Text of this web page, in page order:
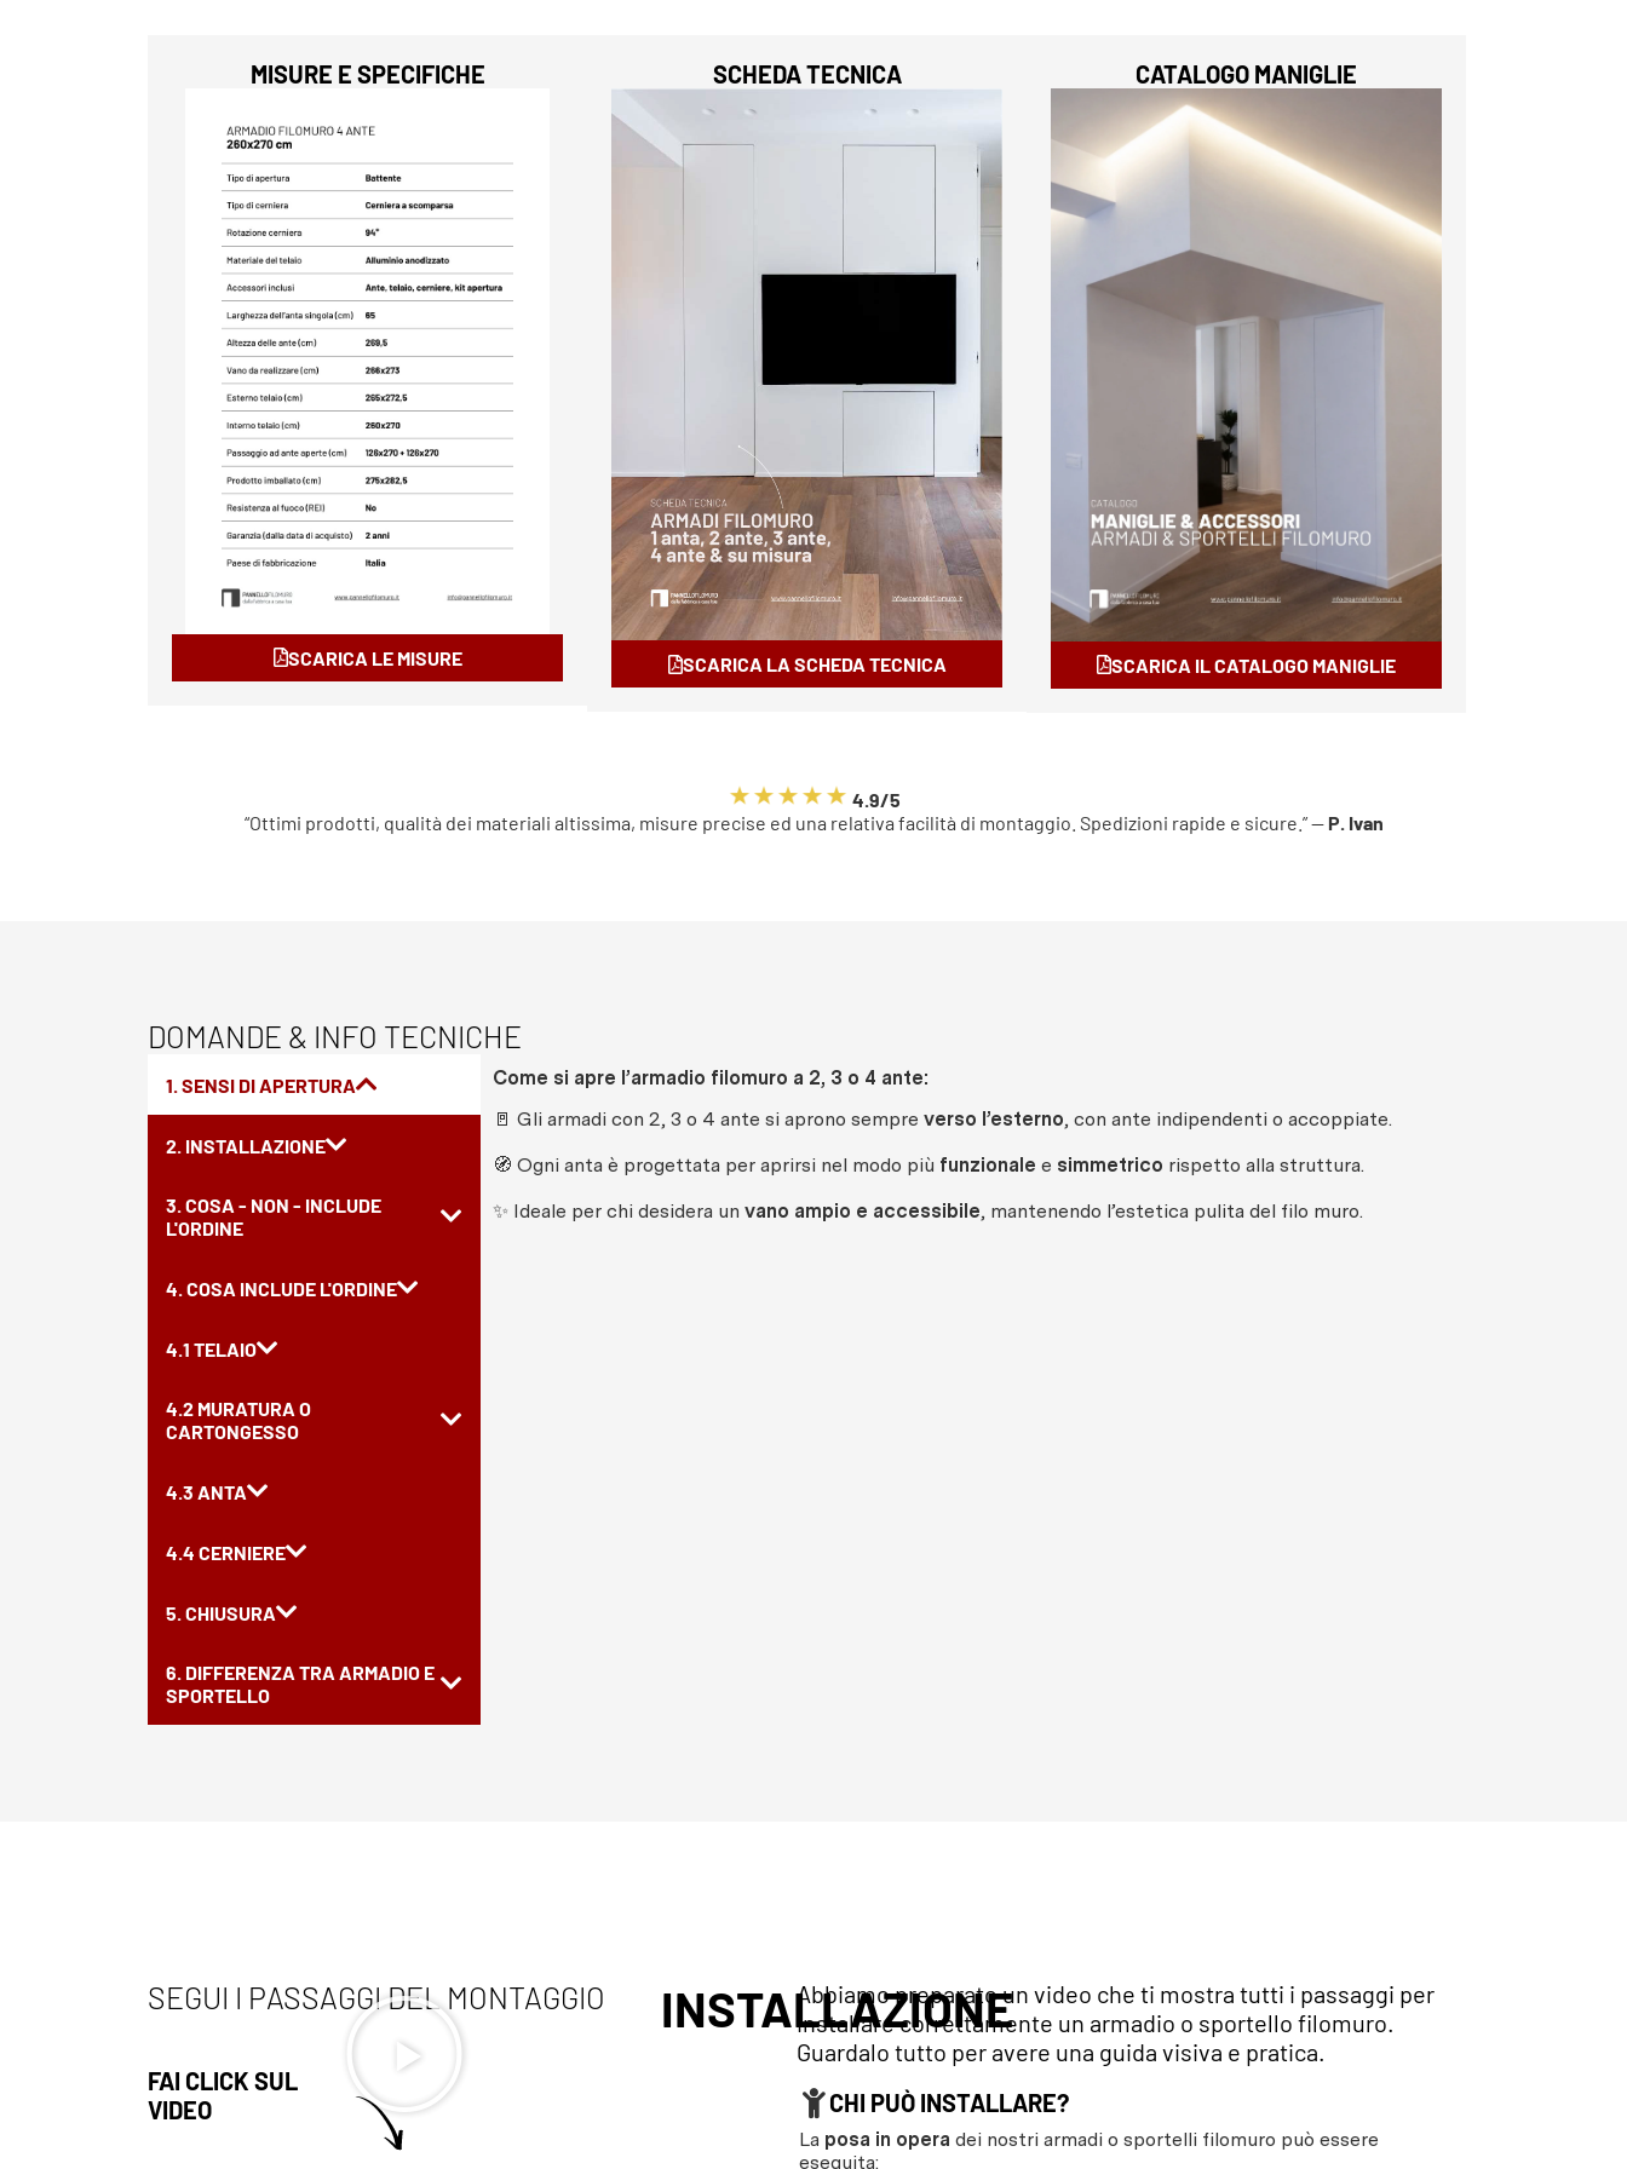
MISURE E SPECIFICHE
SCARICA LE MISURE
SCHEDA TECNICA
SCARICA LA SCHEDA TECNICA
CATALOGO MANIGLIE
SCARICA IL CATALOGO MANIGLIE
4.9/5
“Ottimi prodotti, qualità dei materiali altissima, misure precise ed una relativa facilità di montaggio. Spedizioni rapide e sicure.” — P. Ivan
DOMANDE & INFO TECNICHE
1. SENSI DI APERTURA
2. INSTALLAZIONE
3. COSA - NON - INCLUDE
L'ORDINE
4. COSA INCLUDE L'ORDINE
4.1 TELAIO
4.2 MURATURA O
CARTONGESSO
4.3 ANTA
4.4 CERNIERE
5. CHIUSURA
6. DIFFERENZA TRA ARMADIO E
SPORTELLO
Come si apre l’armadio filomuro a 2, 3 o 4 ante:
🚪 Gli armadi con 2, 3 o 4 ante si aprono sempre verso l’esterno, con ante indipendenti o accoppiate.
🧭 Ogni anta è progettata per aprirsi nel modo più funzionale e simmetrico rispetto alla struttura.
✨ Ideale per chi desidera un vano ampio e accessibile, mantenendo l’estetica pulita del filo muro.
SEGUI I PASSAGGI DEL MONTAGGIO INSTALLAZIONE
Abbiamo preparato un video che ti mostra tutti i passaggi per
installare correttamente un armadio o sportello filomuro.
Guardalo tutto per avere una guida visiva e pratica.
FAI CLICK SUL
VIDEO
CHI PUÒ INSTALLARE?
La posa in opera dei nostri armadi o sportelli filomuro può essere
eseguita: